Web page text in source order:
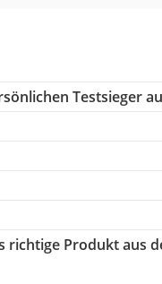
Testsieger
richtige Produkt aus